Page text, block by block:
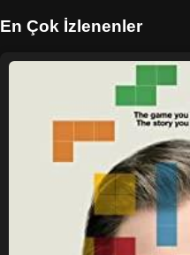
En Çok İzlenenler